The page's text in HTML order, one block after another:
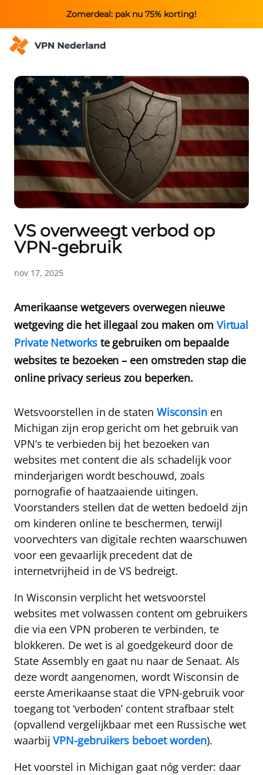
Zomerdeal: pak nu 75% korting!
VS overweegt verbod op
VPN-gebruik
nov 17, 2025
Amerikaanse wetgevers overwegen nieuwe
wetgeving die het illegaal zou maken om Virtual
Private Networkste gebruiken om bepaalde
websites te bezoeken – een omstreden stap die
online privacy serieus zou beperken.
Wetsvoorstellen in de staten Wisconsinen
Michigan zijn erop gericht om het gebruik van
VPN’s te verbieden bij het bezoeken van
websites met content die als schadelijk voor
minderjarigen wordt beschouwd, zoals
pornografie of haatzaaiende uitingen.
Voorstanders stellen dat de wetten bedoeld zijn
om kinderen online te beschermen, terwijl
voorvechters van digitale rechten waarschuwen
voor een gevaarlijk precedent dat de
internetvrijheid in de VS bedreigt.
In Wisconsin verplicht het wetsvoorstel
websites met volwassen content om gebruikers
die via een VPN proberen te verbinden, te
blokkeren. De wet is al goedgekeurd door de
State Assembly en gaat nu naar de Senaat. Als
deze wordt aangenomen, wordt Wisconsin de
eerste Amerikaanse staat die VPN-gebruik voor
toegang tot ‘verboden’ content strafbaar stelt
(opvallend vergelijkbaar met een Russische wet
waarbijVPN-gebruikers beboet worden).
Het voorstel in Michigan gaat nóg verder: daar